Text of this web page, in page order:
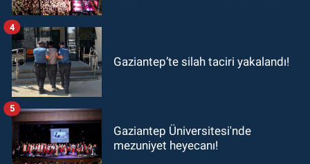
Gaziantep’te silah taciri yakalandı!
4
Gaziantep Üniversitesi'nde
mezuniyet heyecanı!
5